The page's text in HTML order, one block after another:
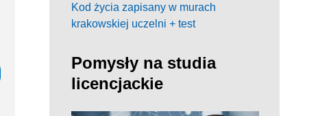
Kod życia zapisany w murach
krakowskiej uczelni + test
Pomysły na studia
licencjackie